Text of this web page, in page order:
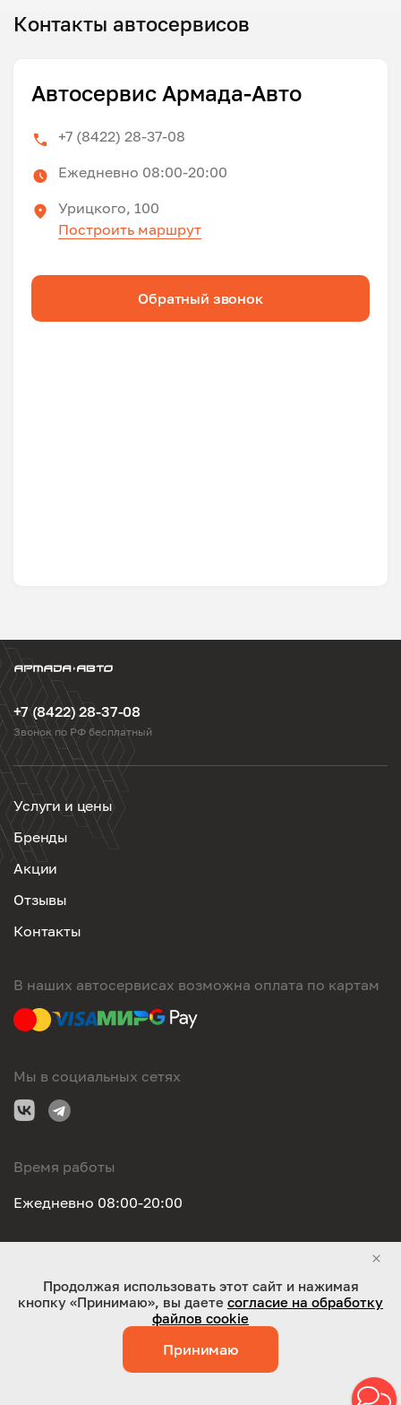
Контакты автосервисов
Автосервис Армада-Авто
+7 (8422) 28-37-08
Ежедневно 08:00-20:00
Урицкого, 100
Построить маршрут
Обратный звонок
+7 (8422) 28-37-08
Звонок по РФ бесплатный
Услуги и цены
Бренды
Акции
Отзывы
Контакты
В наших автосервисах возможна оплата по картам
Мы в социальных сетях
Время работы
Ежедневно 08:00-20:00
ООО "Оригинал-сервис". Все права защищены 2026
Работает на технологиях:Jaky
Продолжая использовать этот сайт и нажимая
кнопку «Принимаю», вы даете согласие на обработку
файлов cookie
Принимаю